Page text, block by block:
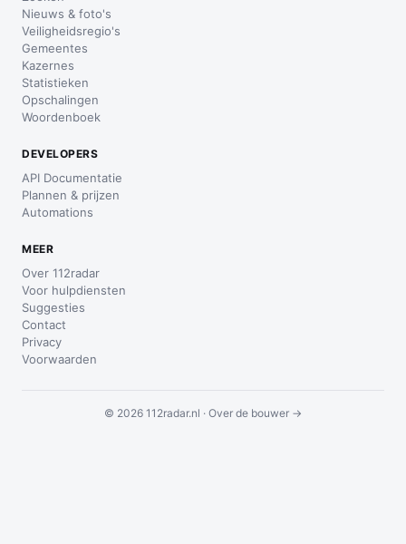
Nieuws & foto's
Veiligheidsregio's
Gemeentes
Kazernes
Statistieken
Opschalingen
Woordenboek
DEVELOPERS
API Documentatie
Plannen & prijzen
Automations
MEER
Over 112radar
Voor hulpdiensten
Suggesties
Contact
Privacy
Voorwaarden
© 2026 112radar.nl · Over de bouwer →